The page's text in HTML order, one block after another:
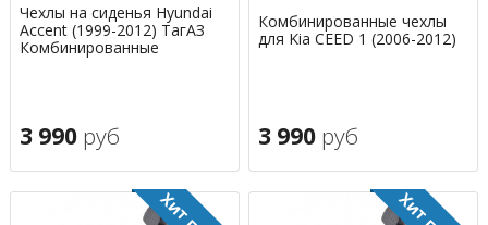
Чехлы на сиденья Hyundai
Accent (1999-2012) ТагАЗ
Комбинированные
3 990 руб
Комбинированные чехлы
для Kia CEED 1 (2006-2012)
3 990 руб